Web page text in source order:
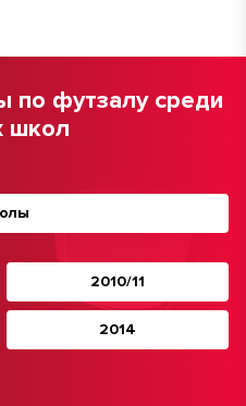
по футзалу среди
школ
2010/11
2014